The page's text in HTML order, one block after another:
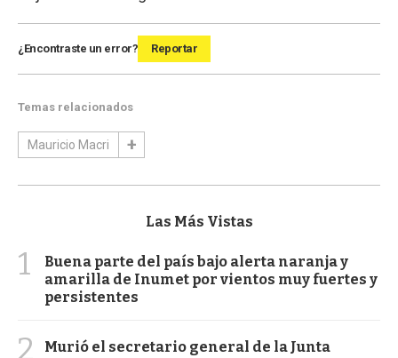
¿Encontraste un error? Reportar
Temas relacionados
Mauricio Macri
Las Más Vistas
1
Buena parte del país bajo alerta naranja y
amarilla de Inumet por vientos muy fuertes y
persistentes
2
Murió el secretario general de la Junta